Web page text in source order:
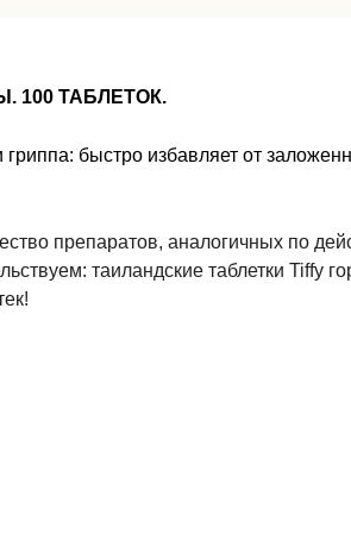
100 ТАБЛЕТОК.
быстро избавляет от
препаратов, аналогичных по
таиландские таблетки